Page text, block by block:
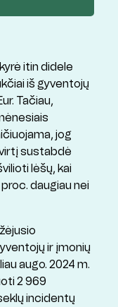
itin didele
iš gyventojų
Tačiau,
jog
sustabdė
lėšų, kai
proc. daugiau nei
ir įmonių
augo. 2024 m.
2 969
incidentų